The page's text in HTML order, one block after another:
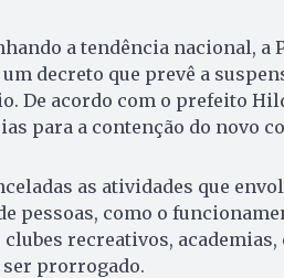
a tendência nacional, a
decreto que prevê a
De acordo com o prefeito
para a contenção do novo
as atividades que
pessoas, como o
recreativos,
ser prorrogado.